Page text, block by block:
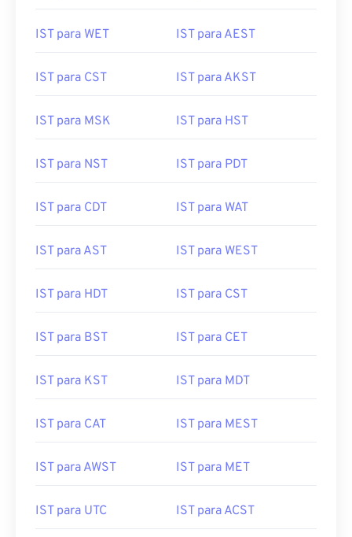
IST para WET IST para AEST
IST para CST IST para AKST
IST para MSK IST para HST
IST para NST IST para PDT
IST para CDT IST para WAT
IST para AST IST para WEST
IST para HDT IST para CST
IST para BST IST para CET
IST para KST IST para MDT
IST para CAT IST para MEST
IST para AWST IST para MET
IST para UTC IST para ACST